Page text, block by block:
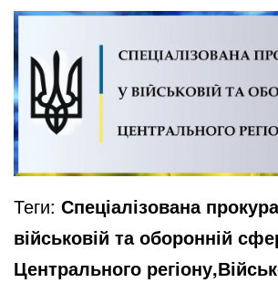
Теги: Спеціалізована
військовій та оборонній
Центрального